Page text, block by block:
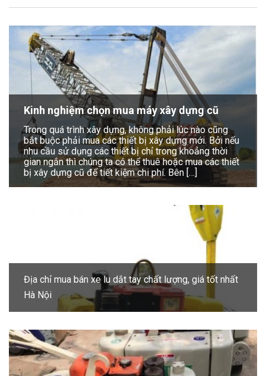
Kinh nghiệm chọn mua máy xây dựng cũ
Trong quá trình xây dựng, không phải lúc nào cũng
bắt buộc phải mua các thiết bị xây dựng mới. Bởi nếu
nhu cầu sử dụng các thiết bị chỉ trong khoảng thời
gian ngắn thì chúng ta có thể thuê hoặc mua các thiết
bị xây dựng cũ để tiết kiệm chi phí. Bên […]
Địa chỉ mua bán xe lu dắt tay chất lượng, giá tốt nhất
Hà Nội